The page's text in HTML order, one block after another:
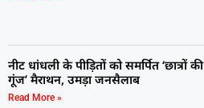
नीट धांधली के पीड़ितों को समर्पित ‘छात्रों की
गूंज’ मैराथन, उमड़ा जनसैलाब
Read More »